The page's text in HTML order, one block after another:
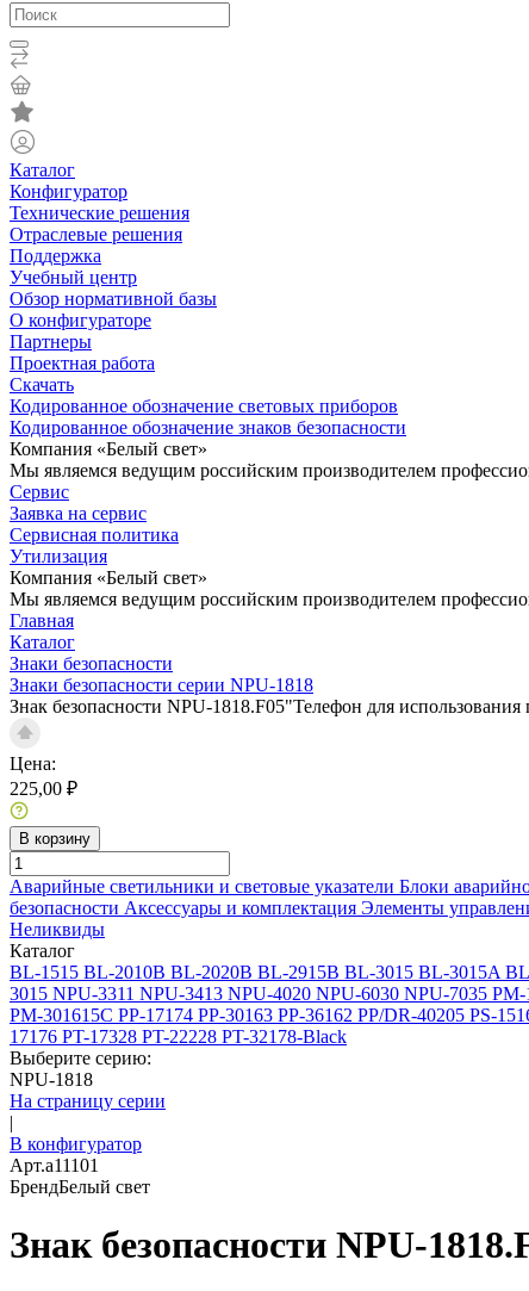
Каталог
Конфигуратор
Технические решения
Отраслевые решения
Поддержка
Учебный центр
Обзор нормативной базы
О конфигураторе
Партнеры
Проектная работа
Скачать
Кодированное обозначение световых приборов
Кодированное обозначение знаков безопасности
Компания «Белый свет»
Мы являемся ведущим российским производителем
Сервис
Заявка на сервис
Сервисная политика
Утилизация
Компания «Белый свет»
Мы являемся ведущим российским производителем
Главная
Каталог
Знаки безопасности
Знаки безопасности серии NPU-1818
Знак безопасности NPU-1818.F05"Телефон для
Цена:
225,00 ₽
В корзину
Аварийные светильники и световые указатели Блоки
безопасности Аксессуары и комплектация Элементы
Неликвиды
Каталог
BL-1515 BL-2010B BL-2020B BL-2915B BL-3015 BL-3015A
3015 NPU-3311 NPU-3413 NPU-4020 NPU-6030 NPU-7035 PM-
PM-301615C PP-17174 PP-30163 PP-36162 PP/DR-40205 PS-
17176 PT-17328 PT-22228 PT-32178-Black
Выберите серию:
NPU-1818
На страницу серии
|
В конфигуратор
Арт.a11101
БрендБелый свет
Знак безопасности NPU-